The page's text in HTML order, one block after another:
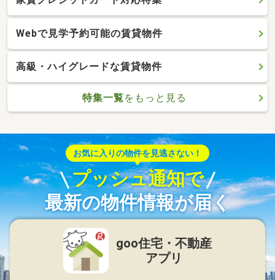
Webで見学予約可能の賃貸物件
高級・ハイグレードな賃貸物件
特集一覧をもっと見る
お気に入りの物件を見逃さない！
プッシュ通知で
最新の物件情報が届く
goo住宅・不動産
アプリ